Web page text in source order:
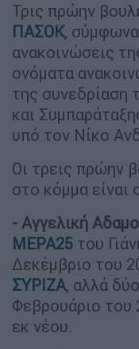
Τρις πρώην
ΠΑΣΟΚ, σύμφωνα
ανακοινώσεις
ονόματα
της συνεδρίαση
και
υπό τον Νίκο
Οι τρεις πρώην
στο κόμμα είναι
- Αγγελική
ΜΕΡΑ25 του
Δεκέμβριο του
ΣΥΡΙΖΑ, αλλά
Φεβρουάριο του
εκ νέου.